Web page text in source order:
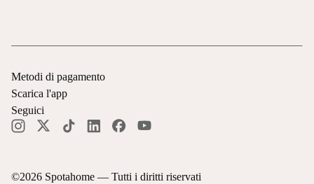
©2026 Spotahome — Tutti i diritti riservati
Metodi di pagamento
Scarica l'app
Seguici